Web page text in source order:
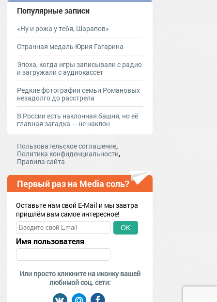
Популярные записи
«Ну и рожа у тебя, Шарапов»
Странная медаль Юрия Гагарина
Эпоха, когда игры записывали с радио
и загружали с аудиокассет
Редкие фотографии семьи Романовых
незадолго до расстрела
В России есть наклонная башня, но её
главная загадка — не наклон
Пользовательское соглашение,
Политика конфиденциальности,
Правила сайта
Первый раз на Media соль?
Оставьте нам свой E-Mail и мы завтра
пришлём вам самое интересное!
OK
Имя пользователя
Или просто кликните на иконку вашей
любимой соц. сети: